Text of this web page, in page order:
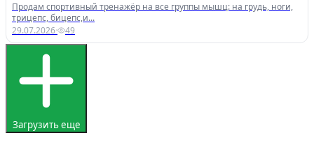
Продам спортивный тренажёр на все группы мышц: на грудь, ноги,
трицепс, бицепс,и...
29.07.2026· 49
Загрузить еще